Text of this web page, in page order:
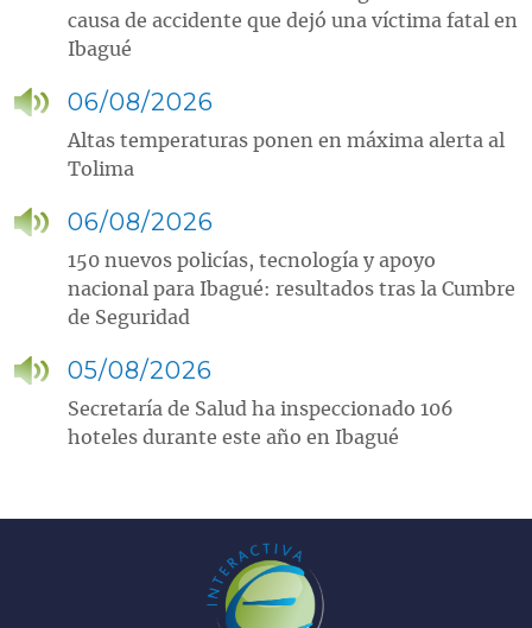
causa de accidente que dejó una víctima fatal en
Ibagué
06/08/2026
Altas temperaturas ponen en máxima alerta al
Tolima
06/08/2026
150 nuevos policías, tecnología y apoyo
nacional para Ibagué: resultados tras la Cumbre
de Seguridad
05/08/2026
Secretaría de Salud ha inspeccionado 106
hoteles durante este año en Ibagué